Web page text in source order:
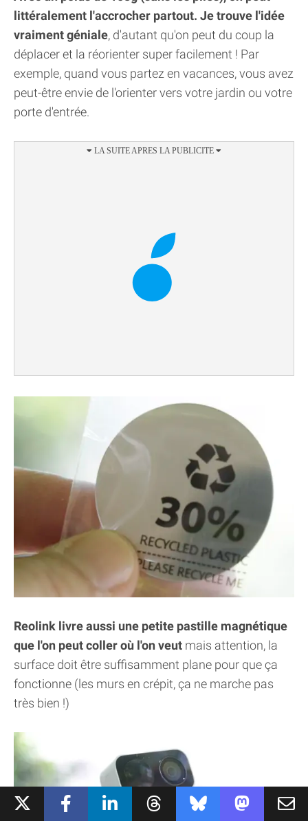
littéralement l'accrocher partout. Je trouve l'idée
vraiment géniale, d'autant qu'on peut du coup la
déplacer et la réorienter super facilement ! Par
exemple, quand vous partez en vacances, vous avez
peut-être envie de l'orienter vers votre jardin ou votre
porte d'entrée.
Reolink livre aussi une petite pastille magnétique
que l'on peut coller où l'on veut mais attention, la
surface doit être suffisamment plane pour que ça
fonctionne (les murs en crépit, ça ne marche pas
très bien !)